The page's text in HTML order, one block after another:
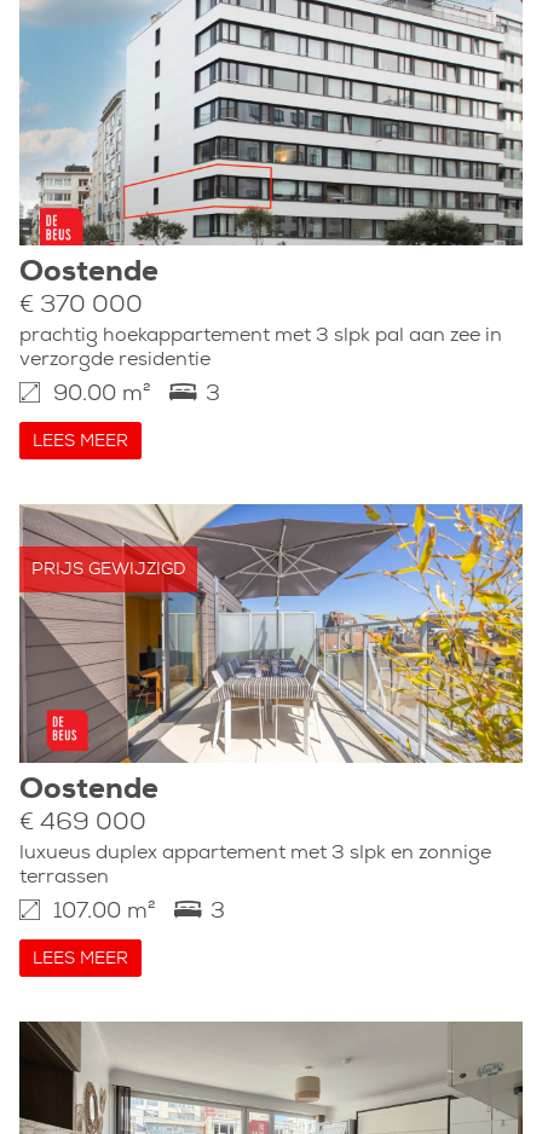
Oostende
€ 370 000
prachtig hoekappartement met 3 slpk pal aan zee in
verzorgde residentie
90.00 m² 3
LEES MEER
PRIJS GEWIJZIGD
Oostende
€ 469 000
luxueus duplex appartement met 3 slpk en zonnige
terrassen
107.00 m² 3
LEES MEER